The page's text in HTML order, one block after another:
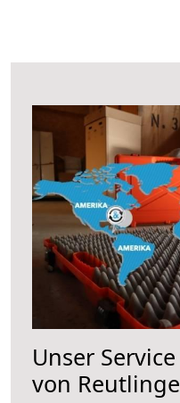
Unser
von